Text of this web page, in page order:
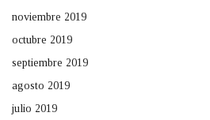
noviembre 2019
octubre 2019
septiembre 2019
agosto 2019
julio 2019